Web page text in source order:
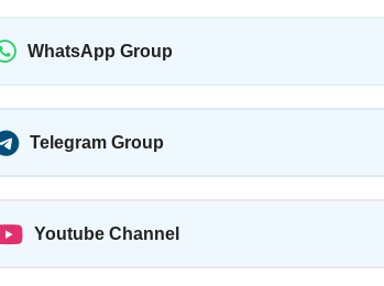
WhatsApp Group
Telegram Group
Youtube Channel